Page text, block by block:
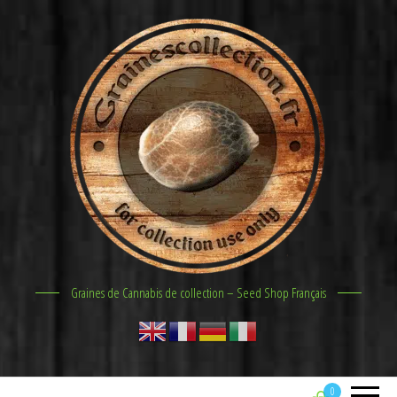
Graines de Cannabis de collection – Seed Shop Français
0